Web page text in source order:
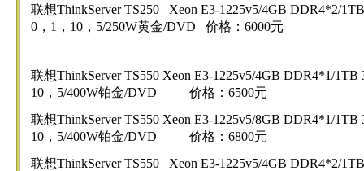
联想ThinkServer TS250 Xeon E3-1225v5/4GB DDR4*2/
0，1，10，5/250W黄金/DVD 价格：6000元
联想ThinkServer TS550 Xeon E3-1225v5/4GB DDR4*1/
10，5/400W铂金/DVD 价格：6500元
联想ThinkServer TS550 Xeon E3-1225v5/8GB DDR4*1/
10，5/400W铂金/DVD 价格：6800元
联想ThinkServer TS550 Xeon E3-1225v5/4GB DDR4*2/